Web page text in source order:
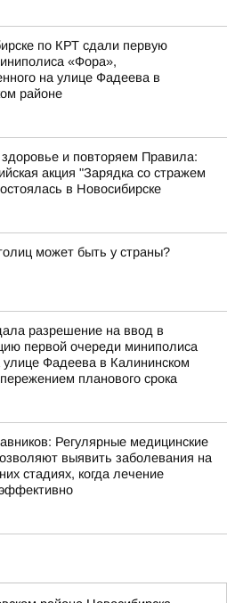
по КРТ сдали первую
«Фора»,
на улице Фадеева в
районе
и повторяем Правила:
акция "Зарядка со стражем
в Новосибирске
может быть у страны?
разрешение на ввод в
первой очереди миниполиса
Фадеева в Калининском
планового срока
Регулярные медицинские
выявить заболевания на
стадиях, когда лечение